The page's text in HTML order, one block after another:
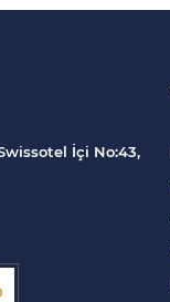
İçi No:43,